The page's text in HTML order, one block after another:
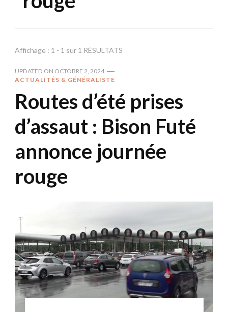
Affichage : 1 - 1 sur 1 RÉSULTATS
UPDATED ON OCTOBRE 2, 2024
ACTUALITÉS & GÉNÉRALISTE
Routes d’été prises
d’assaut : Bison Futé
annonce journée
rouge